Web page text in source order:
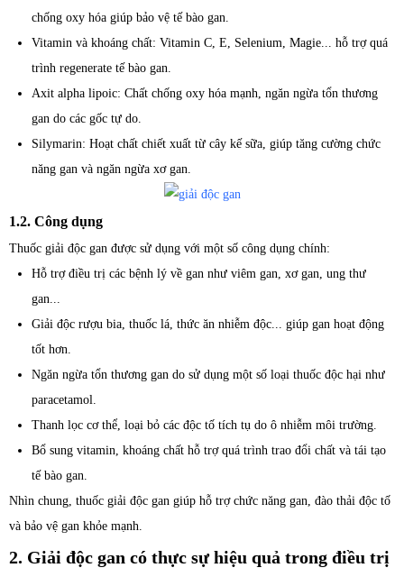
chống oxy hóa giúp bảo vệ tế bào gan.
Vitamin và khoáng chất: Vitamin C, E, Selenium, Magie... hỗ trợ quá
trình regenerate tế bào gan.
Axit alpha lipoic: Chất chống oxy hóa mạnh, ngăn ngừa tổn thương
gan do các gốc tự do.
Silymarin: Hoạt chất chiết xuất từ cây kế sữa, giúp tăng cường chức
năng gan và ngăn ngừa xơ gan.
1.2. Công dụng
Thuốc giải độc gan được sử dụng với một số công dụng chính:
Hỗ trợ điều trị các bệnh lý về gan như viêm gan, xơ gan, ung thư
gan...
Giải độc rượu bia, thuốc lá, thức ăn nhiễm độc... giúp gan hoạt động
tốt hơn.
Ngăn ngừa tổn thương gan do sử dụng một số loại thuốc độc hại như
paracetamol.
Thanh lọc cơ thể, loại bỏ các độc tố tích tụ do ô nhiễm môi trường.
Bổ sung vitamin, khoáng chất hỗ trợ quá trình trao đổi chất và tái tạo
tế bào gan.
Nhìn chung, thuốc giải độc gan giúp hỗ trợ chức năng gan, đào thải độc tố
và bảo vệ gan khỏe mạnh.
2. Giải độc gan có thực sự hiệu quả trong điều trị